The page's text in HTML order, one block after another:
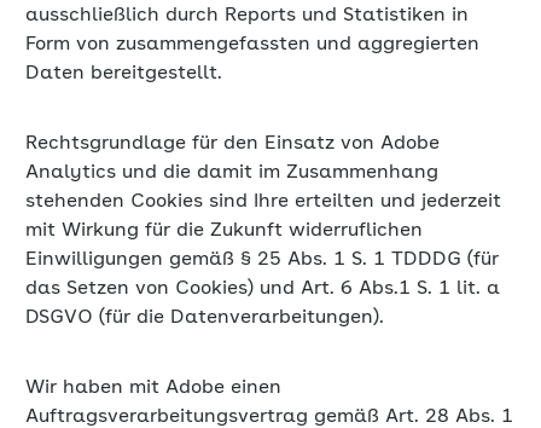
ausschließlich durch Reports und Statistiken in
Form von zusammengefassten und aggregierten
Daten bereitgestellt.
Rechtsgrundlage für den Einsatz von Adobe
Analytics und die damit im Zusammenhang
stehenden Cookies sind Ihre erteilten und jederzeit
mit Wirkung für die Zukunft widerruflichen
Einwilligungen gemäß § 25 Abs. 1 S. 1 TDDDG (für
das Setzen von Cookies) und Art. 6 Abs.1 S. 1 lit. a
DSGVO (für die Datenverarbeitungen).
Wir haben mit Adobe einen
Auftragsverarbeitungsvertrag gemäß Art. 28 Abs. 1